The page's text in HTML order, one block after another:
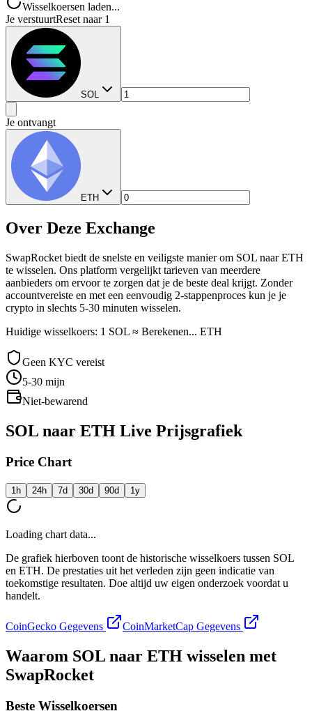
Wisselkoersen laden...
Je verstuurtReset naar 1
SOL
Je ontvangt
ETH
Over Deze Exchange
SwapRocket biedt de snelste en veiligste manier om SOL naar ETH
te wisselen. Ons platform vergelijkt tarieven van meerdere
aanbieders om ervoor te zorgen dat je de beste deal krijgt. Zonder
accountvereiste en met een eenvoudig 2-stappenproces kun je je
crypto in slechts 5-30 minuten wisselen.
Huidige wisselkoers: 1 SOL ≈ Berekenen... ETH
Geen KYC vereist
5-30 mijn
Niet-bewarend
SOL naar ETH Live Prijsgrafiek
Price Chart
1h 24h 7d 30d 90d 1y
Loading chart data...
De grafiek hierboven toont de historische wisselkoers tussen SOL
en ETH. De prestaties uit het verleden zijn geen indicatie van
toekomstige resultaten. Doe altijd uw eigen onderzoek voordat u
handelt.
CoinGecko Gegevens CoinMarketCap Gegevens
Waarom SOL naar ETH wisselen met
SwapRocket
Beste Wisselkoersen